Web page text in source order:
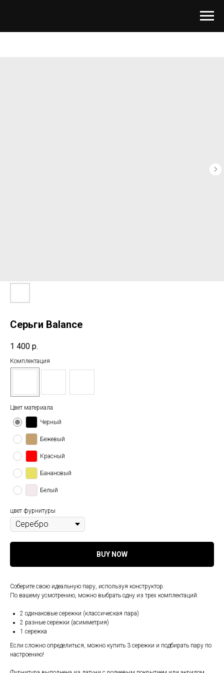
Серьги Balance
1 400 р.
Комплектация
Цвет материала
Черный
Бежевый
Красный
Банановый
Белый
цвет фурнитуры
BUY NOW
Соберите свою идеальную пару, используя конструктор.
По вашему усмотрению, можно выбрать одну из трех комплектаций:
2 одинаковые сережки (классическая пара)
2 разные сережки (асимметрия)
1 сережка
Если сложно определиться, можно купить 3 сережки и подбирать пару по
настроению!